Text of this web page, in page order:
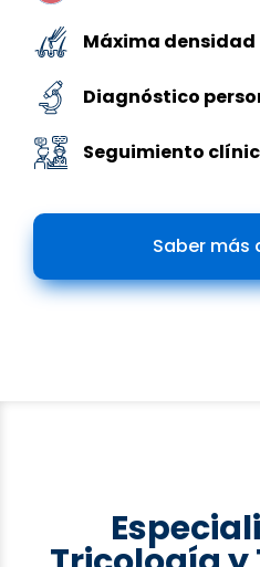
234
244
Máxima densidad
Diagnóstico
Seguimiento
Saber más